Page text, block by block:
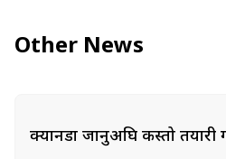
Other News
क्यानडा जानुअघि कस्तो तयारी